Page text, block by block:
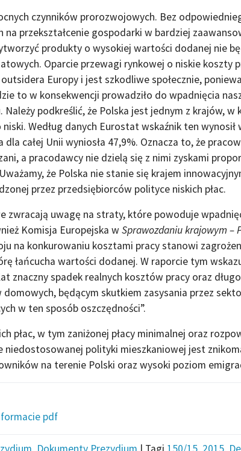
czynników prorozwojowych. Bez
na przekształcenie gospodarki w bardziej
produkty o wysokiej wartości dodanej nie
Oparcie przewagi rynkowej o niskie koszty
Europy i jest szkodliwe społecznie,
to w konsekwencji prowadziło do wpadnięcia
Należy podkreślić, że Polska jest jednym z krajów, w
Według danych Eurostat wskaźnik ten wynosił
całej Unii wyniosła 47,9%. Oznacza to, że
a pracodawcy nie dzielą się z nimi zyskami
że Polska nie stanie się krajem
przez przedsiębiorców polityce niskich płac.
zwracają uwagę na straty, które powoduje
Komisja Europejska w Sprawozdaniu krajowym –
na konkurowaniu kosztami pracy stanowi
łańcucha wartości dodanej. W raporcie tym
znaczny spadek realnych kosztów pracy oraz
będącym skutkiem zasysania przez
w ten sposób oszczędności”.
płac, w tym zaniżonej płacy minimalnej oraz
niedostosowanej polityki mieszkaniowej jest
na terenie Polski oraz wysoki poziom
pdf
Dokumenty Prezydium | Tagi 150/15 2015